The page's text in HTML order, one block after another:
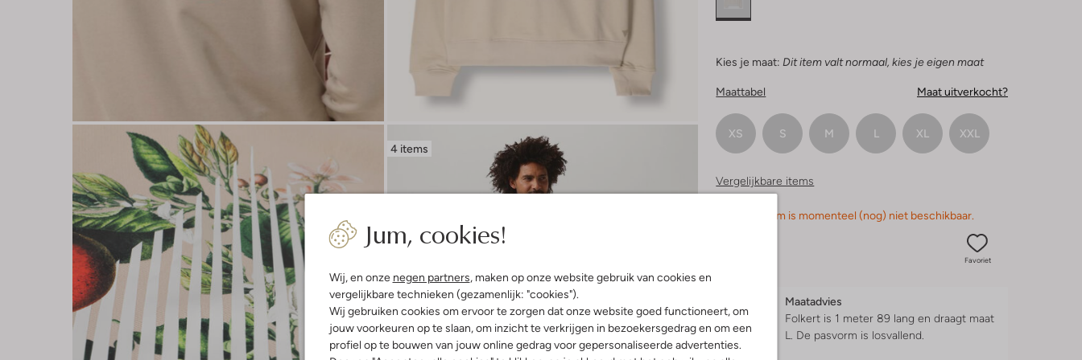
Jum, cookies!
Wij, en onze negen partners, maken op onze website gebruik van cookies en
vergelijkbare technieken (gezamenlijk: "cookies").
Wij gebruiken cookies om ervoor te zorgen dat onze website goed functioneert, om
jouw voorkeuren op te slaan, om inzicht te verkrijgen in bezoekersgedrag en om een
profiel op te bouwen van jouw online gedrag voor gepersonaliseerde advertenties.
4 items
Kies je maat: Dit item valt normaal, kies je eigen maat
Maattabel Maat uitverkocht?
XS S M L XL XXL
Vergelijkbare items
Sorry, dit item is momenteel (nog) niet beschikbaar.
Favoriet
Maatadvies
Folkert is 1 meter 89 lang en draagt maat
L. De pasvorm is losvallend.